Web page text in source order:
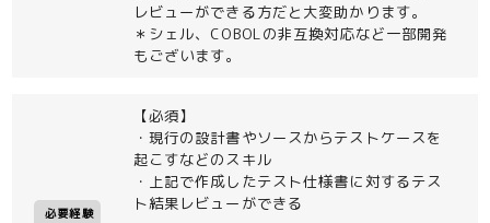
レビューができる方だと大変助かります。
＊シェル、COBOLの非互換対応など一部開発
もございます。
必要経験
【必須】
・現行の設計書やソースからテストケースを
起こすなどのスキル
・上記で作成したテスト仕様書に対するテス
ト結果レビューができる